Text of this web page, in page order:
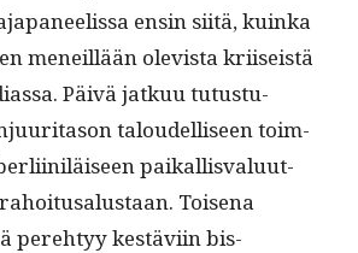
ensin siitä, kuin­ka
meneil­lään ole­vista kri­i­seistä
Päivä jatkuu tutus­tu­
taloudel­liseen toim­
paikallis­val­u­ut­
Toise­na
pere­htyy kestävi­in bis­